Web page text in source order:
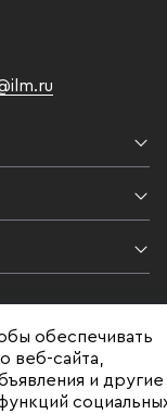
обеспечивать
веб-сайта,
и другие